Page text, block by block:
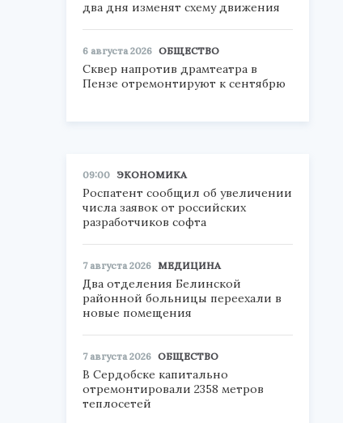
два дня изменят схему движения
6 августа 2026 ОБЩЕСТВО
Сквер напротив драмтеатра в
Пензе отремонтируют к сентябрю
09:00 ЭКОНОМИКА
Роспатент сообщил об увеличении
числа заявок от российских
разработчиков софта
7 августа 2026 МЕДИЦИНА
Два отделения Белинской
районной больницы переехали в
новые помещения
7 августа 2026 ОБЩЕСТВО
В Сердобске капитально
отремонтировали 2358 метров
теплосетей